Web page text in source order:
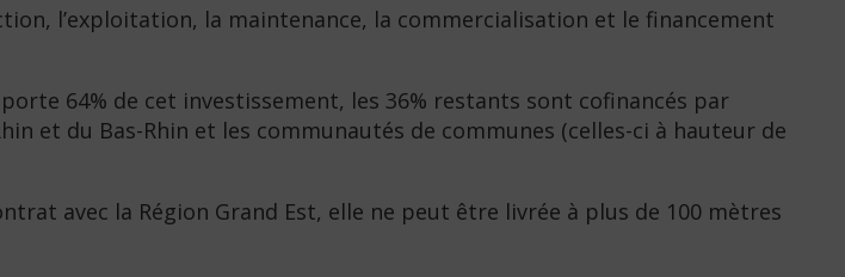
l’exploitation, la maintenance, la commercialisation et le financement
64% de cet investissement, les 36% restants sont cofinancés par
et du Bas-Rhin et les communautés de communes (celles-ci à hauteur de
avec la Région Grand Est, elle ne peut être livrée à plus de 100 mètres